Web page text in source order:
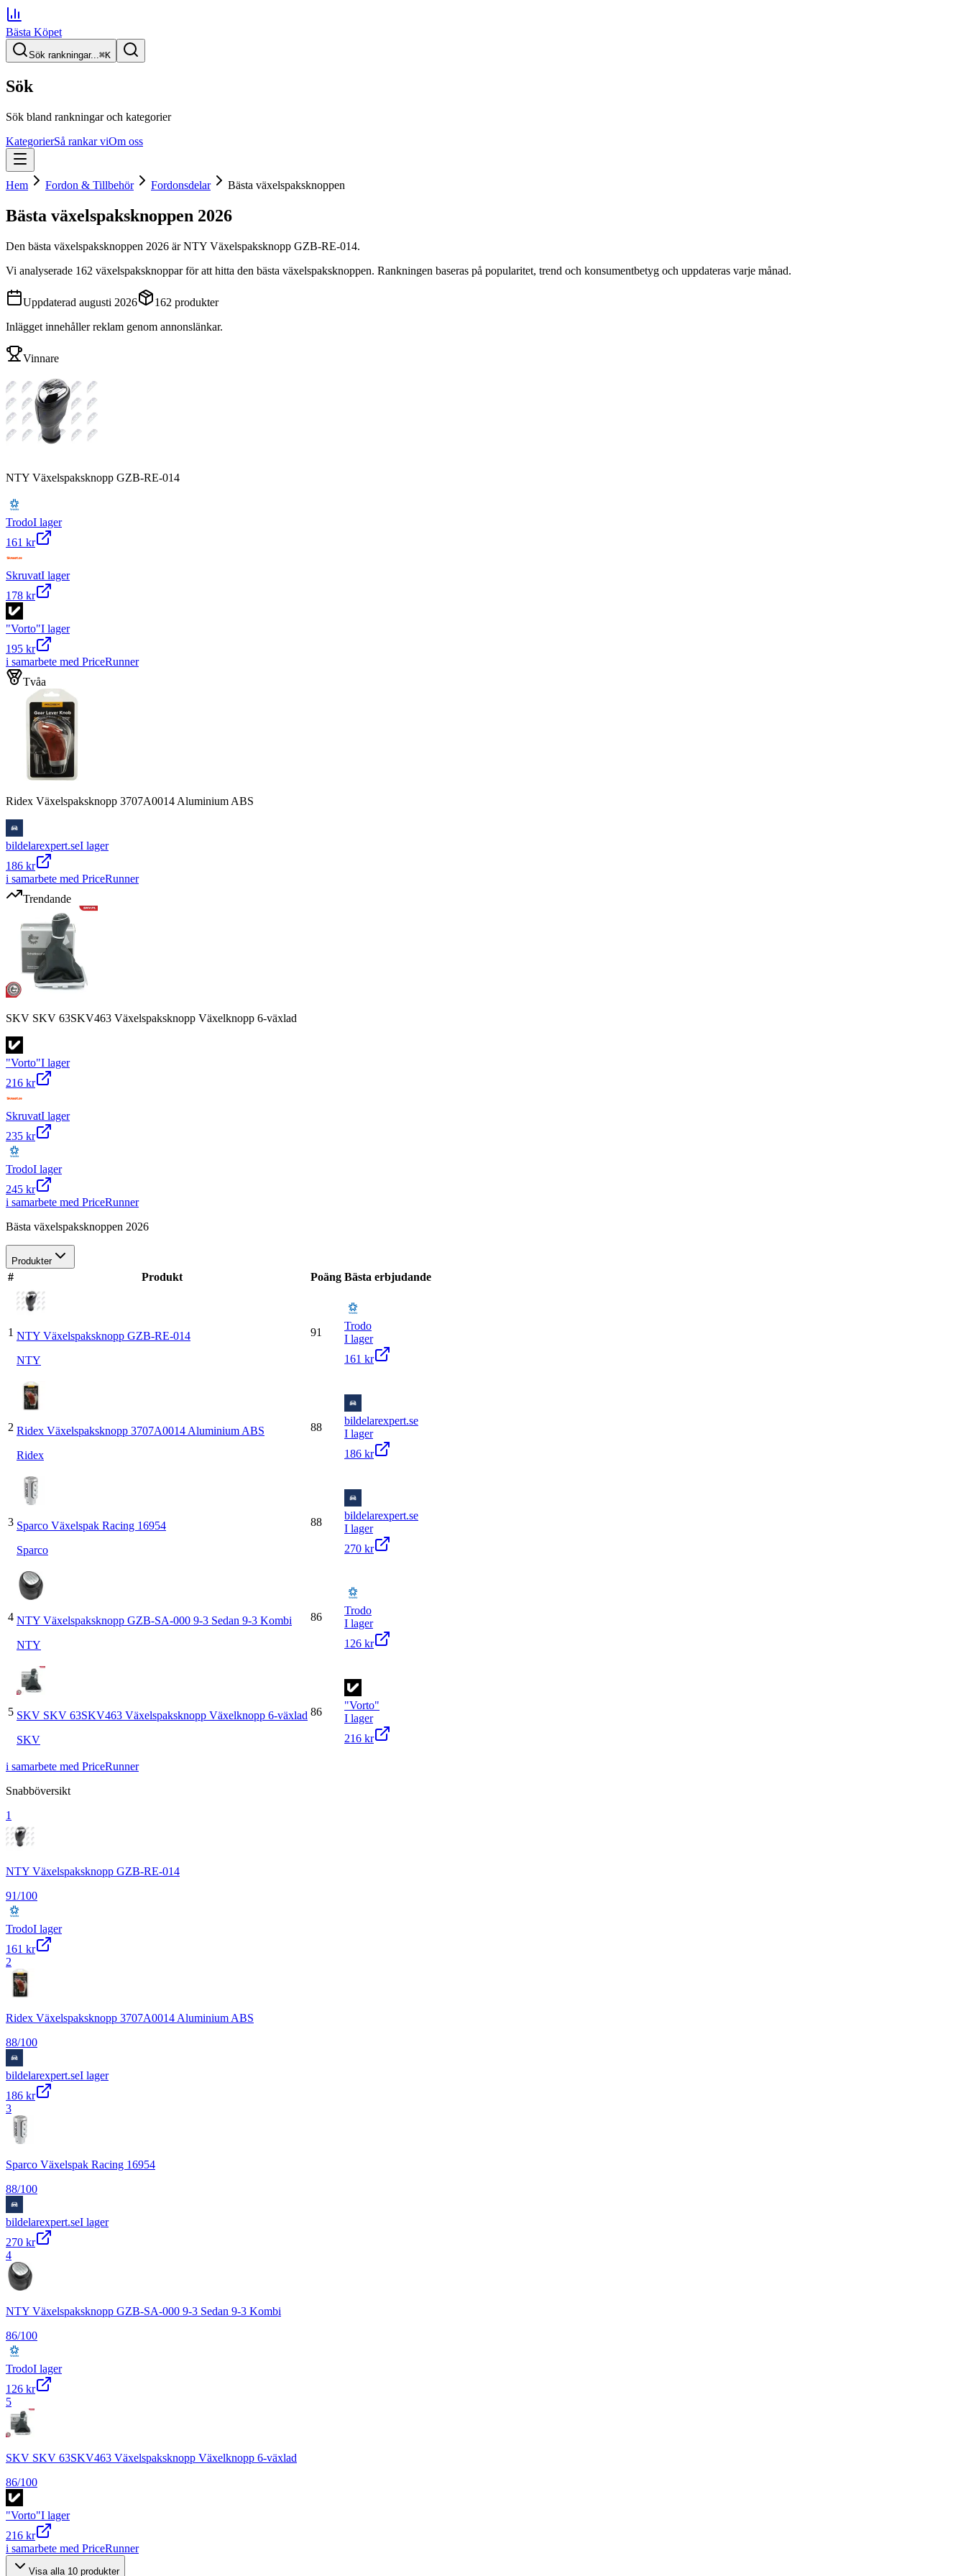
Bästa Köpet
Sök rankningar...⌘K
Sök
Sök bland rankningar och kategorier
KategorierSå rankar viOm oss
Hem Fordon & Tillbehör Fordonsdelar Bästa växelspaksknoppen
Bästa växelspaksknoppen 2026
Den bästa växelspaksknoppen 2026 ärNTY Växelspaksknopp GZB-RE-014.
Vi analyserade 162 växelspaksknopparför att hitta den bästa växelspaksknoppen. Rankningen baseras på popularitet, trend och konsumentbetyg och uppdateras varje månad.
Uppdaterad augusti 2026 162 produkter
Inlägget innehåller reklam genom annonslänkar.
Vinnare
NTY Växelspaksknopp GZB-RE-014
TrodoI lager
161 kr
SkruvatI lager
178 kr
"Vorto"I lager
195 kr
i samarbete med PriceRunner
Tvåa
Ridex Växelspaksknopp 3707A0014 Aluminium ABS
bildelarexpert.seI lager
186 kr
i samarbete med PriceRunner
Trendande
SKV SKV 63SKV463 Växelspaksknopp Växelknopp 6-växlad
"Vorto"I lager
216 kr
SkruvatI lager
235 kr
TrodoI lager
245 kr
i samarbete med PriceRunner
Bästa växelspaksknoppen 2026
Produkter
# Produkt Poäng Bästa erbjudande
1 NTY Växelspaksknopp GZB-RE-014
NTY
91
Trodo
I lager
161 kr
2 Ridex Växelspaksknopp 3707A0014 Aluminium ABS
Ridex
88
bildelarexpert.se
I lager
186 kr
3 Sparco Växelspak Racing 16954
Sparco
88
bildelarexpert.se
I lager
270 kr
4 NTY Växelspaksknopp GZB-SA-000 9-3 Sedan 9-3 Kombi
NTY
86
Trodo
I lager
126 kr
5 SKV SKV 63SKV463 Växelspaksknopp Växelknopp 6-växlad
SKV
86
"Vorto"
I lager
216 kr
i samarbete med PriceRunner
Snabböversikt
1
NTY Växelspaksknopp GZB-RE-014
91/100
TrodoI lager
161 kr
2
Ridex Växelspaksknopp 3707A0014 Aluminium ABS
88/100
bildelarexpert.seI lager
186 kr
3
Sparco Växelspak Racing 16954
88/100
bildelarexpert.seI lager
270 kr
4
NTY Växelspaksknopp GZB-SA-000 9-3 Sedan 9-3 Kombi
86/100
TrodoI lager
126 kr
5
SKV SKV 63SKV463 Växelspaksknopp Växelknopp 6-växlad
86/100
"Vorto"I lager
216 kr
i samarbete med PriceRunner
Visa alla 10 produkter